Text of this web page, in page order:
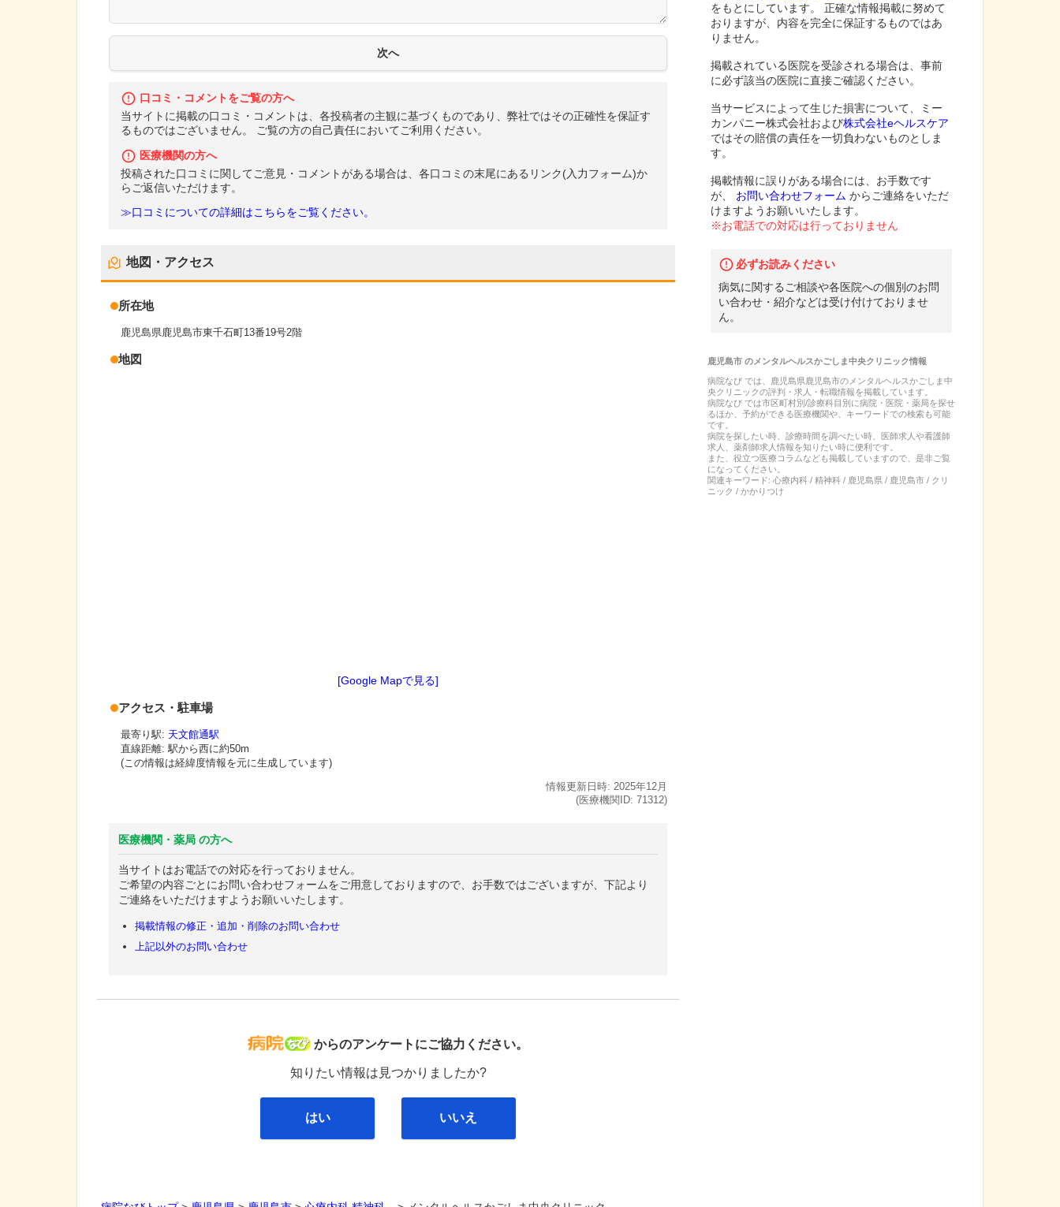
口コミ・コメントをご覧の方へ
当サイトに掲載の口コミ・コメントは、各投稿者の主観に基づくものであり、弊社ではその正確性を保証す
るものではございません。 ご覧の方の自己責任においてご利用ください。
医療機関の方へ
投稿された口コミに関してご意見・コメントがある場合は、各口コミの末尾にあるリンク(入力フォーム)か
らご返信いただけます。
≫口コミについての詳細はこちらをご覧ください。
地図・アクセス
所在地
鹿児島県鹿児島市東千石町13番19号2階
地図
[Google Mapで見る]
アクセス・駐車場
最寄り駅: 天文館通駅
直線距離: 駅から西に約50m
(この情報は経緯度情報を元に生成しています)
情報更新日時: 2025年12月
(医療機関ID: 71312)
医療機関・薬局 の方へ
当サイトはお電話での対応を行っておりません。
ご希望の内容ごとにお問い合わせフォームをご用意しておりますので、お手数ではございますが、下記より
ご連絡をいただけますようお願いいたします。
掲載情報の修正・追加・削除のお問い合わせ
上記以外のお問い合わせ
病院なび
からのアンケートにご協力ください。
知りたい情報は見つかりましたか?
はい いいえ
をもとにしています。 正確な情報掲載に努めて
おりますが、内容を完全に保証するものではあ
りません。
掲載されている医院を受診される場合は、事前
に必ず該当の医院に直接ご確認ください。
当サービスによって生じた損害について、ミー
カンパニー株式会社および株式会社eヘルスケア
ではその賠償の責任を一切負わないものとしま
す。
掲載情報に誤りがある場合には、お手数です
が、
お問い合わせフォーム からご連絡をいただ
けますようお願いいたします。
※お電話での対応は行っておりません
必ずお読みください
病気に関するご相談や各医院への個別のお問
い合わせ・紹介などは受け付けておりませ
ん。
鹿児島市のメンタルヘルスかごしま中央クリニック情報
病院なび では、 鹿児島県鹿児島市のメンタルヘルスかごしま中
央クリニックの評判・求人・転職情報を掲載しています。
病院なび では市区町村別/診療科目別に病院・医院・薬局を探せ
るほか、予約ができる医療機関や、キーワードでの検索も可能
です。
病院を探したい時、診療時間を調べたい時、医師求人や看護師
求人、薬剤師求人情報を知りたい時に便利です。
また、役立つ医療コラムなども掲載していますので、是非ご覧
になってください。
関連キーワード: 心療内科 / 精神科 / 鹿児島県 / 鹿児島市 / クリ
ニック / かかりつけ